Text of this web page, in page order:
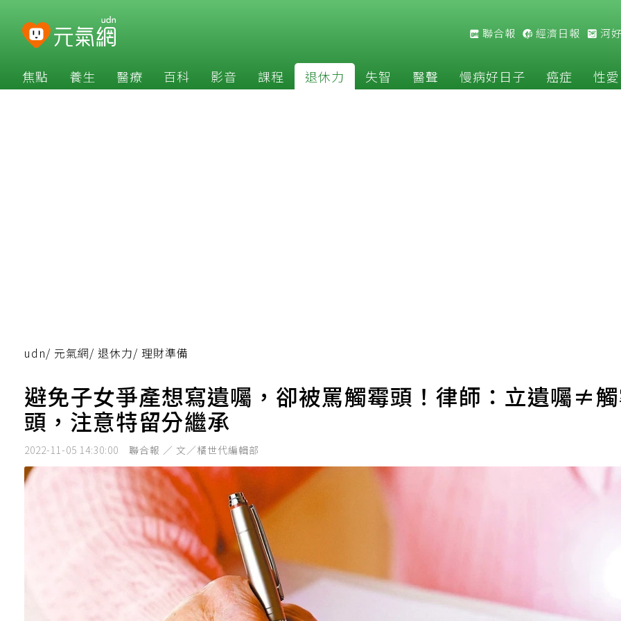
聯合報 經濟日報 河
焦點 養生 醫療 百科 影音 課程 退休力 失智 醫聲 慢病好日子 癌症 性愛
udn/ 元氣網/ 退休力/ 理財準備
避免子女爭產想寫遺囑，卻被罵觸霉頭！律師：立遺囑≠
頭，注意特留分繼承
2022-11-05 14:30:00 聯合報 ／ 文／橘世代編輯部